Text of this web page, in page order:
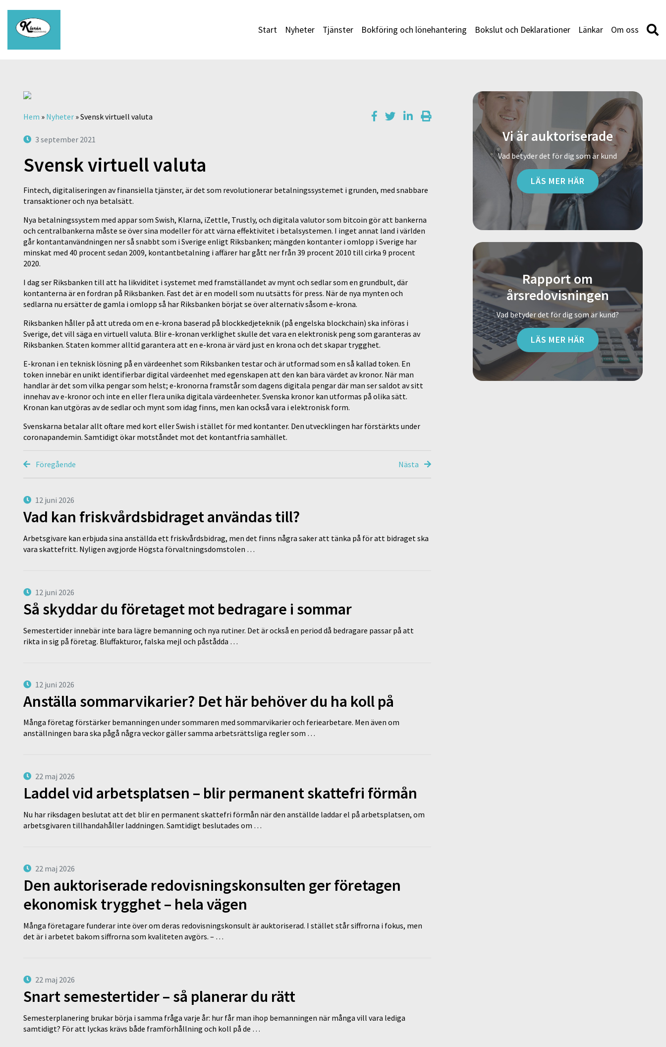
Start Nyheter Tjänster Bokföring och lönehantering Bokslut och Deklarationer Länkar Om oss
Hem » Nyheter »Svensk virtuell valuta
3 september 2021
Svensk virtuell valuta
Fintech, digitaliseringen av finansiella tjänster, är det som revolutionerar betalningssystemet i grunden, med snabbare
transaktioner och nya betalsätt.
Nya betalningssystem med appar som Swish, Klarna, iZettle, Trustly, och digitala valutor som bitcoin gör att bankerna
och centralbankerna måste se över sina modeller för att värna effektivitet i betalsystemen. I inget annat land i världen
går kontantanvändningen ner så snabbt som i Sverige enligt Riksbanken; mängden kontanter i omlopp i Sverige har
minskat med 40 procent sedan 2009, kontantbetalning i affärer har gått ner från 39 procent 2010 till cirka 9 procent
2020.
I dag ser Riksbanken till att ha likviditet i systemet med framställandet av mynt och sedlar som en grundbult, där
kontanterna är en fordran på Riksbanken. Fast det är en modell som nu utsätts för press. När de nya mynten och
sedlarna nu ersätter de gamla i omlopp så har Riksbanken börjat se över alternativ såsom e-krona.
Riksbanken håller på att utreda om en e-krona baserad på blockkedjeteknik (på engelska blockchain) ska införas i
Sverige, det vill säga en virtuell valuta. Blir e-kronan verklighet skulle det vara en elektronisk peng som garanteras av
Riksbanken. Staten kommer alltid garantera att en e-krona är värd just en krona och det skapar trygghet.
E-kronan i en teknisk lösning på en värdeenhet som Riksbanken testar och är utformad som en så kallad token. En
token innebär en unikt identifierbar digital värdeenhet med egenskapen att den kan bära värdet av kronor. När man
handlar är det som vilka pengar som helst; e-kronorna framstår som dagens digitala pengar där man ser saldot av sitt
innehav av e-kronor och inte en eller flera unika digitala värdeenheter. Svenska kronor kan utformas på olika sätt.
Kronan kan utgöras av de sedlar och mynt som idag finns, men kan också vara i elektronisk form.
Svenskarna betalar allt oftare med kort eller Swish i stället för med kontanter. Den utvecklingen har förstärkts under
coronapandemin. Samtidigt ökar motståndet mot det kontantfria samhället.
Föregående Nästa
12 juni 2026
Vad kan friskvårdsbidraget användas till?
Arbetsgivare kan erbjuda sina anställda ett friskvårdsbidrag, men det finns några saker att tänka på för att bidraget ska
vara skattefritt. Nyligen avgjorde Högsta förvaltningsdomstolen …
12 juni 2026
Så skyddar du företaget mot bedragare i sommar
Semestertider innebär inte bara lägre bemanning och nya rutiner. Det är också en period då bedragare passar på att
rikta in sig på företag. Bluffakturor, falska mejl och påstådda …
12 juni 2026
Anställa sommarvikarier? Det här behöver du ha koll på
Många företag förstärker bemanningen under sommaren med sommarvikarier och feriearbetare. Men även om
anställningen bara ska pågå några veckor gäller samma arbetsrättsliga regler som …
22 maj 2026
Laddel vid arbetsplatsen – blir permanent skattefri förmån
Nu har riksdagen beslutat att det blir en permanent skattefri förmån när den anställde laddar el på arbetsplatsen, om
arbetsgivaren tillhandahåller laddningen. Samtidigt beslutades om …
22 maj 2026
Den auktoriserade redovisningskonsulten ger företagen
ekonomisk trygghet – hela vägen
Många företagare funderar inte över om deras redovisningskonsult är auktoriserad. I stället står siffrorna i fokus, men
det är i arbetet bakom siffrorna som kvaliteten avgörs. – …
22 maj 2026
Snart semestertider – så planerar du rätt
Semesterplanering brukar börja i samma fråga varje år: hur får man ihop bemanningen när många vill vara lediga
samtidigt? För att lyckas krävs både framförhållning och koll på de …
Vi är auktoriserade
Vad betyder det för dig som är kund
LÄS MER HÄR
Rapport om
årsredovisningen
Vad betyder det för dig som är kund?
LÄS MER HÄR